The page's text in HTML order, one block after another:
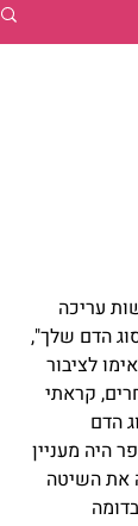
עריכה
הדם שלך",
לציבור
קראתי
הדם
היה מעניין
את השיטה